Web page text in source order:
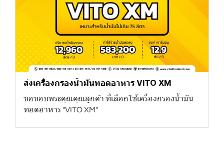
ส่งเครื่องกรองน้ำมันทอดอาหาร VITO XM
ขอขอบพระคุณคุณลูกค้า ที่เลือกใช้เครื่องกรองน้ำมัน
ทอดอาหาร "VITO XM"